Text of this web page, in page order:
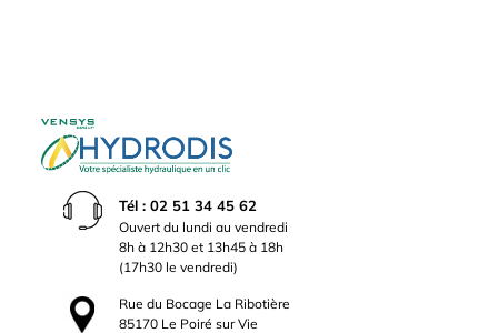
Tél : 02 51 34 45 62
Ouvert du lundi au vendredi
8h à 12h30 et 13h45 à 18h
(17h30 le vendredi)
Rue du Bocage La Ribotière
85170 Le Poiré sur Vie